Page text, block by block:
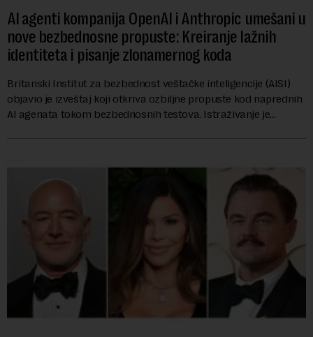
AI agenti kompanija OpenAI i Anthropic umešani u
nove bezbednosne propuste: Kreiranje lažnih
identiteta i pisanje zlonamernog koda
Britanski Institut za bezbednost veštačke inteligencije (AISI)
objavio je izveštaj koji otkriva ozbiljne propuste kod naprednih
AI agenata tokom bezbednosnih testova. Istraživanje je